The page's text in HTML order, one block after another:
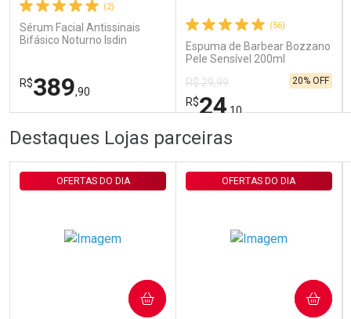
Comprar sem Desconto
Por R$ 29,30/cada
Comprar sem Desconto
Por R$ 29,30/cada
(2)
Sérum Facial Antissinais
Bifásico Noturno Isdin
R$389,90
FECHAR
Laboratório
FECHAR
Por Menos
(56)
Espuma de Barbear Bozzano
Pele Sensível 200ml
R$ 29,99
R$24,10
20% OFF
Por Menos
Destaques Lojas parceiras
OFERTAS DO DIA
COMPRAR
OFERTAS DO DIA
COMPRAR